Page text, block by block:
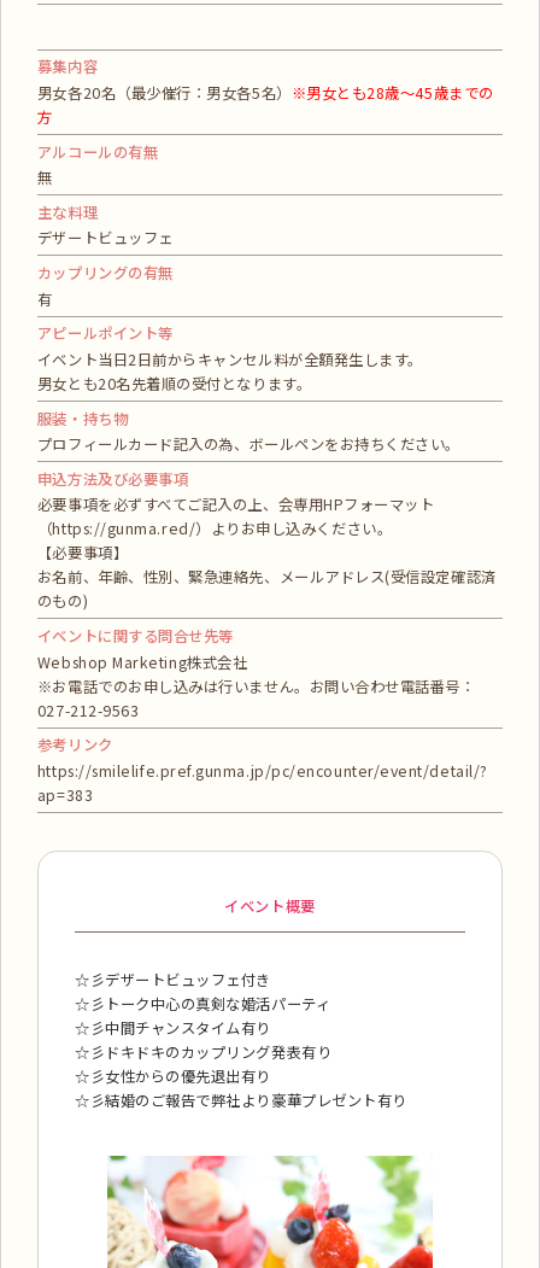
募集内容
男女各20名（最少催行：男女各5名） ※男女とも28歳～45歳までの
方
アルコールの有無
無
主な料理
デザートビュッフェ
カップリングの有無
有
アピールポイント等
イベント当日2日前からキャンセル料が全額発生します。
男女とも20名先着順の受付となります。
服装・持ち物
プロフィールカード記入の為、ボールペンをお持ちください。
申込方法及び必要事項
必要事項を必ずすべてご記入の上、会専用HPフォーマット
（https://gunma.red/）よりお申し込みください。
【必要事項】
お名前、年齢、性別、緊急連絡先、メールアドレス(受信設定確認済
のもの)
イベントに関する問合せ先等
Webshop Marketing株式会社
※お電話でのお申し込みは行いません。お問い合わせ電話番号：
027-212-9563
参考リンク
https://smilelife.pref.gunma.jp/pc/encounter/event/detail/?
ap=383
イベント概要
☆彡デザートビュッフェ付き
☆彡トーク中心の真剣な婚活パーティ
☆彡中間チャンスタイム有り
☆彡ドキドキのカップリング発表有り
☆彡女性からの優先退出有り
☆彡結婚のご報告で弊社より豪華プレゼント有り